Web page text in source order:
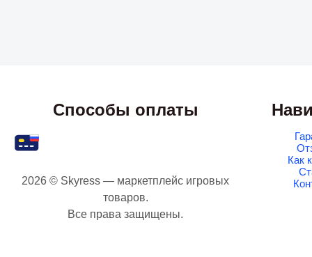
Способы оплаты
2026 © Skyress — маркетплейс игровых
товаров.
Все права защищены.
Как